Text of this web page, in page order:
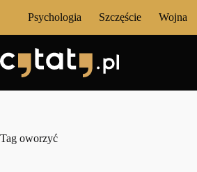
Psychologia Szczęście Wojna
Tag oworzyć